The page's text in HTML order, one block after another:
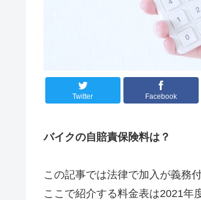
Twitter Facebook
バイクの自賠責保険料は？
この記事では法律で加入が義務
ここで紹介する料金表は2021年